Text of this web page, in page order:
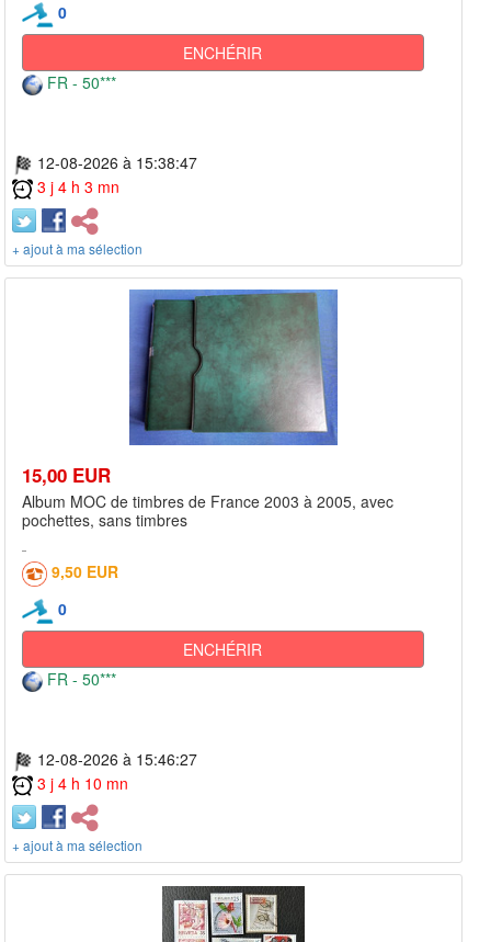
0
ENCHÉRIR
FR - 50***
12-08-2026 à 15:38:47
3 j 4 h 3 mn
+ ajout à ma sélection
15,00 EUR
Album MOC de timbres de France 2003 à 2005, avec
pochettes, sans timbres
9,50 EUR
0
ENCHÉRIR
FR - 50***
12-08-2026 à 15:46:27
3 j 4 h 10 mn
+ ajout à ma sélection